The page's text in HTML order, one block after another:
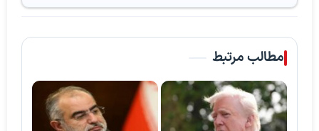
مطالب مرتبط